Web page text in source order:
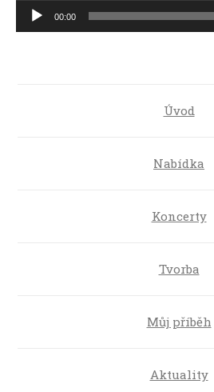
Audio
přehrávač
00:00
Úvod
Nabídka
Koncerty
Tvorba
Můj příběh
Aktuality